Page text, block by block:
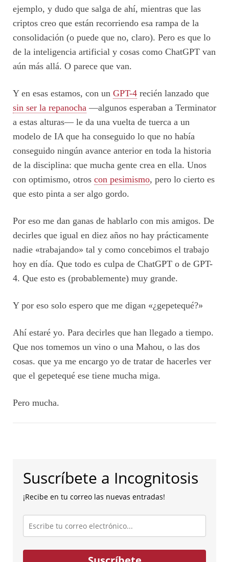
ejemplo, y dudo que salga de ahí, mientras que las
criptos creo que están recorriendo esa rampa de la
consolidación (o puede que no, claro). Pero es que lo
de la inteligencia artificial y cosas como ChatGPT van
aún más allá. O parece que van.
Y en esas estamos, con un GPT-4 recién lanzado que
sin ser la repanocha —algunos esperaban a Terminator
a estas alturas— le da una vuelta de tuerca a un
modelo de IA que ha conseguido lo que no había
conseguido ningún avance anterior en toda la historia
de la disciplina: que mucha gente crea en ella. Unos
con optimismo, otros con pesimismo, pero lo cierto es
que esto pinta a ser algo gordo.
Por eso me dan ganas de hablarlo con mis amigos. De
decirles que igual en diez años no hay prácticamente
nadie «trabajando» tal y como concebimos el trabajo
hoy en día. Que todo es culpa de ChatGPT o de GPT-
4. Que esto es (probablemente) muy grande.
Y por eso solo espero que me digan «¿gepetequé?»
Ahí estaré yo. Para decirles que han llegado a tiempo.
Que nos tomemos un vino o una Mahou, o las dos
cosas. que ya me encargo yo de tratar de hacerles ver
que el gepetequé ese tiene mucha miga.
Pero mucha.
Suscríbete a Incognitosis
¡Recibe en tu correo las nuevas entradas!
Escribe
tu
correo
electrónico...